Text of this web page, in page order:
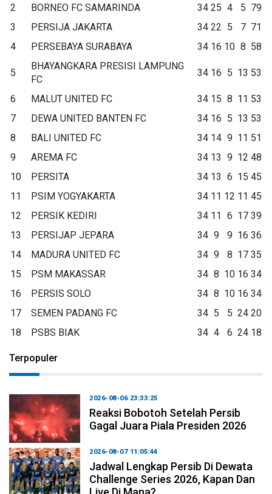
2
BORNEO FC SAMARINDA 34 25 4 5 79
3
PERSIJA JAKARTA 34 22 5 7 71
4
PERSEBAYA SURABAYA 34 16 10 8 58
5
BHAYANGKARA PRESISI LAMPUNG
FC
34 16 5 13 53
6 MALUT UNITED FC 34 15 8 11 53
7
DEWA UNITED BANTEN FC 34 16 5 13 53
8
BALI UNITED FC 34 14 9 11 51
9
AREMA FC 34 13 9 12 48
10
PERSITA 34 13 6 15 45
11
PSIM YOGYAKARTA 34 11 12 11 45
12
PERSIK KEDIRI 34 11 6 17 39
13
PERSIJAP JEPARA 34 9 9 16 36
14
MADURA UNITED FC 34 9 8 17 35
15
PSM MAKASSAR 34 8 10 16 34
16
PERSIS SOLO 34 8 10 16 34
17
SEMEN PADANG FC 34 5 5 24 20
18
PSBS BIAK 34 4 6 24 18
Terpopuler
2026-08-06 23:33:25
Reaksi Bobotoh Setelah Persib
Gagal Juara Piala Presiden 2026
2026-08-07 11:05:44
Jadwal Lengkap Persib Di Dewata
Challenge Series 2026, Kapan Dan